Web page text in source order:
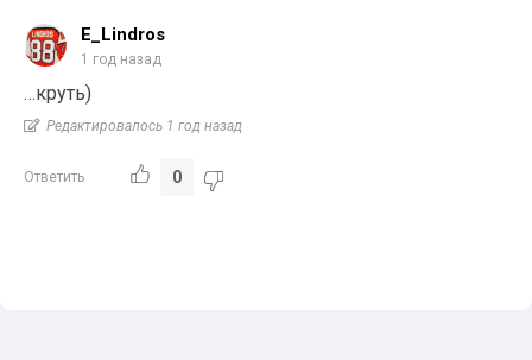
E_Lindros
1 год назад
…круть)
Редактировалось 1 год назад
Ответить 0